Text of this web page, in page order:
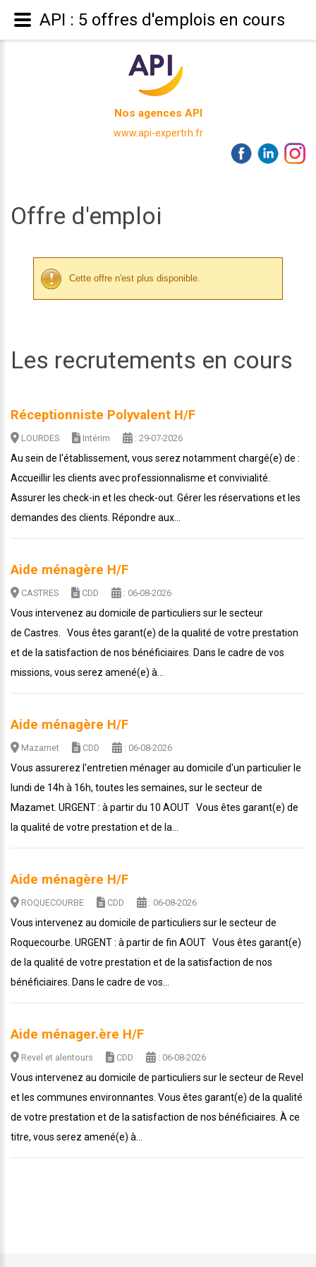
Nos agences API
www.api-expertrh.fr
Offre d'emploi
Cette offre n'est plus disponible.
Les recrutements en cours
Réceptionniste Polyvalent H/F
LOURDES Intérim : 29-07-2026
Au sein de l'établissement, vous serez notamment chargé(e) de :
Accueillir les clients avec professionnalisme et convivialité.
Assurer les check-in et les check-out. Gérer les réservations et les
demandes des clients. Répondre aux...
Aide ménagère H/F
CASTRES CDD : 06-08-2026
Vous intervenez au domicile de particuliers sur le secteur
de Castres. Vous êtes garant(e) de la qualité de votre prestation
et de la satisfaction de nos bénéficiaires. Dans le cadre de vos
missions, vous serez amené(e) à...
Aide ménagère H/F
Mazamet CDD : 06-08-2026
Vous assurerez l'entretien ménager au domicile d'un particulier le
lundi de 14h à 16h, toutes les semaines, sur le secteur de
Mazamet. URGENT : à partir du 10 AOUT Vous êtes garant(e) de
la qualité de votre prestation et de la...
Aide ménagère H/F
ROQUECOURBE CDD : 06-08-2026
Vous intervenez au domicile de particuliers sur le secteur de
Roquecourbe. URGENT : à partir de fin AOUT Vous êtes garant(e)
de la qualité de votre prestation et de la satisfaction de nos
bénéficiaires. Dans le cadre de vos...
Aide ménager.ère H/F
Revel et alentours CDD : 06-08-2026
Vous intervenez au domicile de particuliers sur le secteur de Revel
et les communes environnantes. Vous êtes garant(e) de la qualité
de votre prestation et de la satisfaction de nos bénéficiaires. À ce
titre, vous serez amené(e) à...
API : 5 offres d'emplois en cours